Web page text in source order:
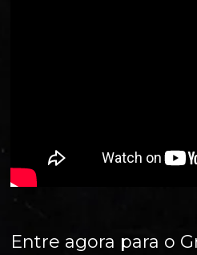
Entre agora para o